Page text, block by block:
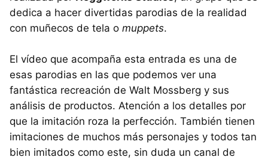
dedica a hacer divertidas parodias de la realidad
con muñecos de tela o muppets.
El vídeo que acompaña esta entrada es una de
esas parodias en las que podemos ver una
fantástica recreación de Walt Mossberg y sus
análisis de productos. Atención a los detalles por
que la imitación roza la perfección. También tienen
imitaciones de muchos más personajes y todos tan
bien imitados como este, sin duda un canal de